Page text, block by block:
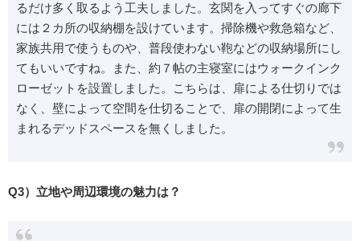
るだけ多く取るよう工夫しました。玄関を入ってすぐの廊下
には２カ所の収納棚を設けています。掃除機や救急箱など、
家族共用で使うものや、普段使わない鞄などの収納場所にし
てもいいですね。また、約７帖の主寝室にはウォークインク
ローゼットを設置しました。こちらは、扉による仕切りでは
なく、壁によって空間を仕切ることで、扉の開閉によって生
まれるデッドスペースを無くしました。
Q3）立地や周辺環境の魅力は？